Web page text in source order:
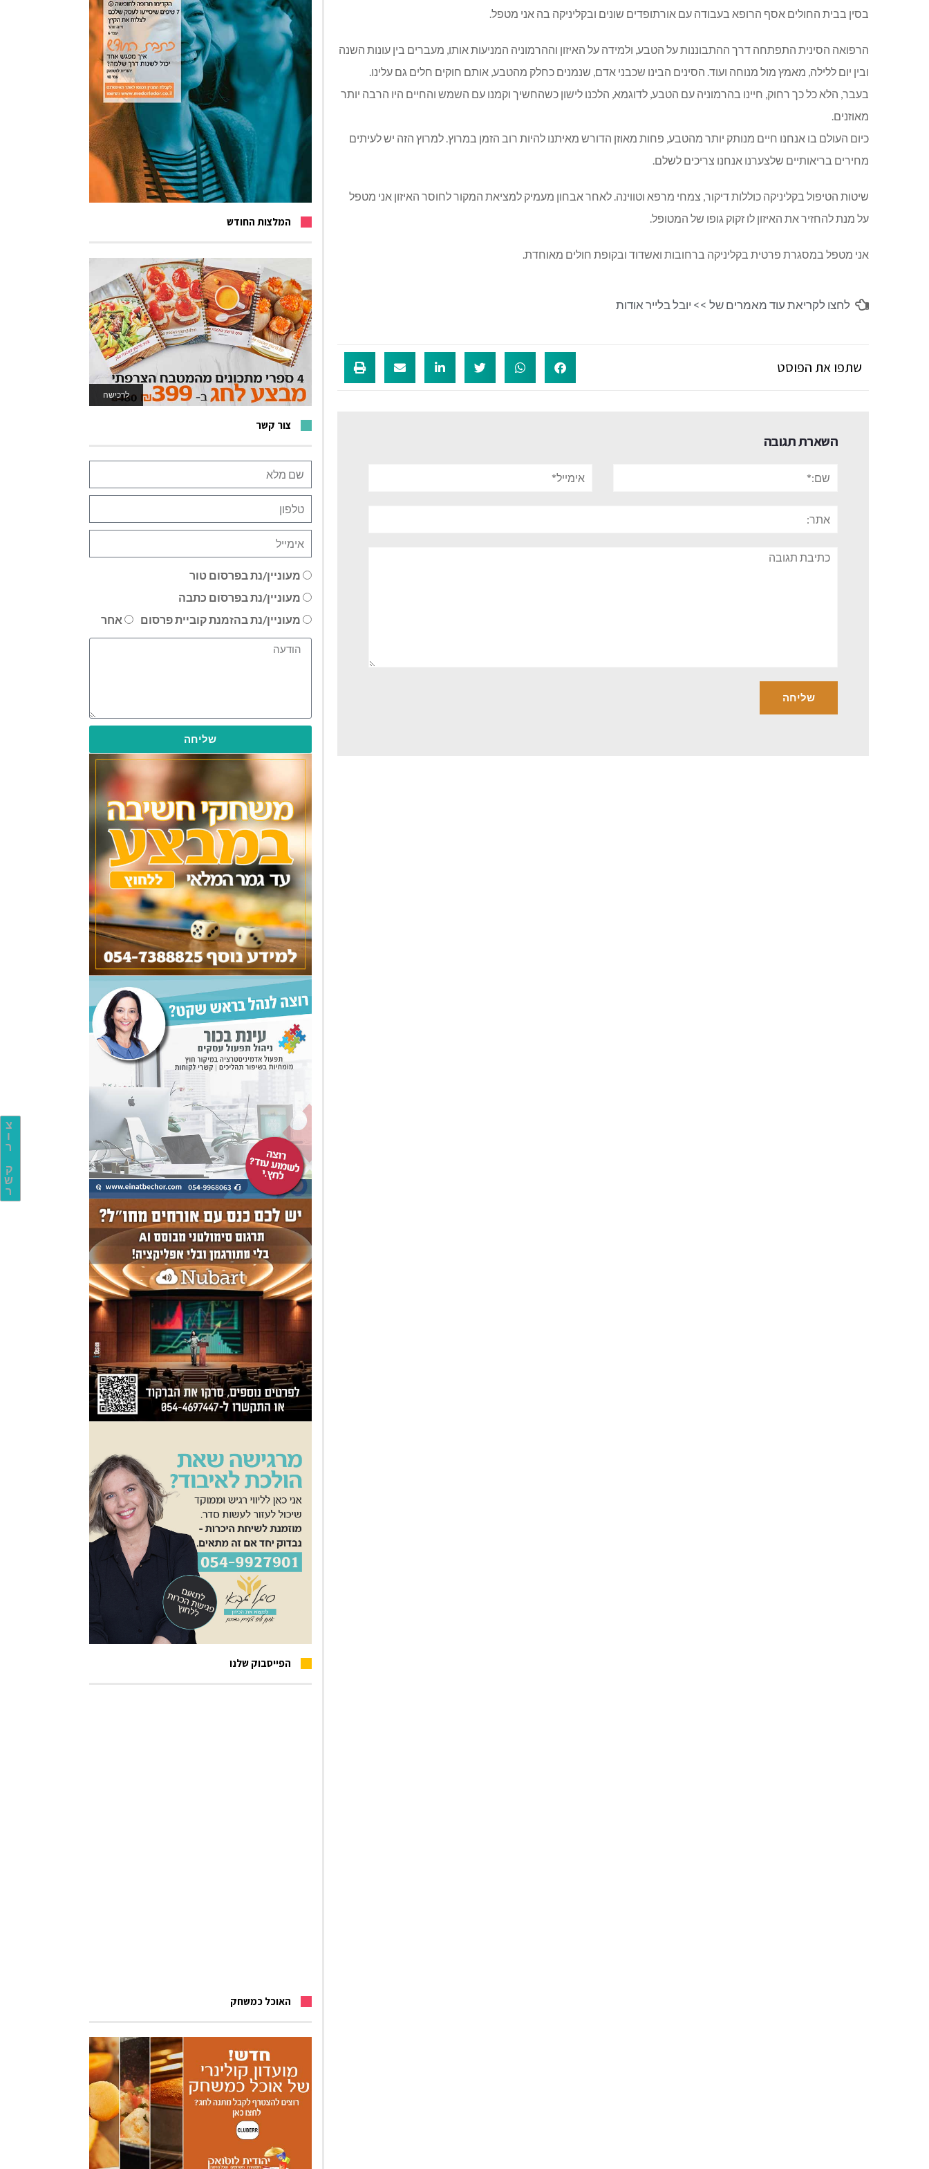
צ
ו
ר
ק
ש
ר
בסין בבית החולים אסף הרופא בעבודה עם אורתופדים שונים ובקליניקה בה אני מטפל.
הרפואה הסינית התפתחה דרך ההתבוננות על הטבע, ולמידה על האיזון וההרמוניה המניעות אותו, מעברים בין עונות השנה
ובין יום ללילה, מאמץ מול מנוחה ועוד. הסינים הבינו שכבני אדם, שנמנים כחלק מהטבע, אותם חוקים חלים גם עלינו.
בעבר, הלא כל כך רחוק, חיינו בהרמוניה עם הטבע, לדוגמא, הלכנו לישון כשהחשיך וקמנו עם השמש והחיים היו הרבה יותר
מאוזנים.
כיום העולם בו אנחנו חיים מנותק יותר מהטבע, פחות מאוזן הדורש מאיתנו להיות רוב הזמן במרוץ. למרוץ הזה יש לעיתים
מחירים בריאותיים שלצערנו אנחנו צריכים לשלם.
שיטות הטיפול בקליניקה כוללות דיקור, צמחי מרפא וטווינה. לאחר אבחון מעמיק למציאת המקור לחוסר האיזון אני מטפל
על מנת להחזיר את האיזון לו זקוק גופו של המטופל.
אני מטפל במסגרת פרטית בקליניקה ברחובות ואשדוד ובקופת חולים מאוחדת.
לחצו לקריאת עוד מאמרים של >> יובל בלייר אודות
שתפו את הפוסט
השארת תגובה
המלצות החודש
לרכישה
לאתר המשחקים
צור קשר
מעוניין/נת בפרסום טור
מעוניין/נת בפרסום כתבה
מעוניין/נת בהזמנת קוביית פרסום
אחר
שליחה
הפייסבוק שלנו
האוכל כמשחק